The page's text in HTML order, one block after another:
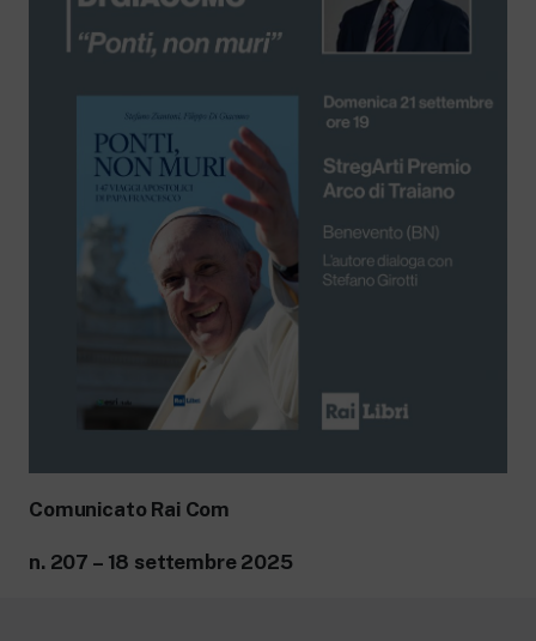
Comunicato Rai Com
n. 207 – 18 settembre 2025